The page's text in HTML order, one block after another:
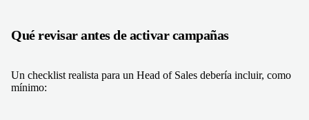
Qué revisar antes de activar campañas
Un checklist realista para un Head of Sales debería incluir, como
mínimo: